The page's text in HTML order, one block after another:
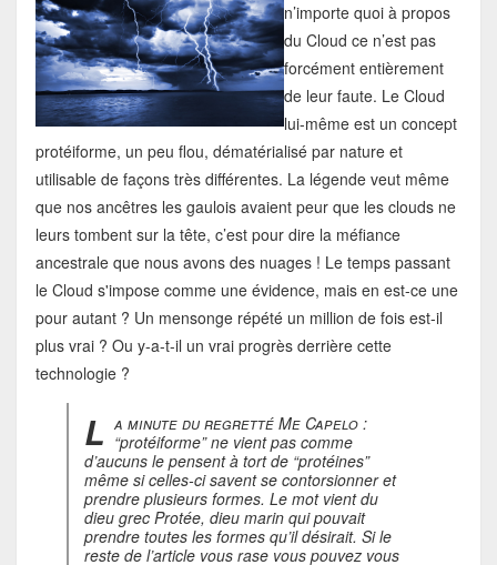
n’importe quoi à propos
du Cloud ce n’est pas
forcément entièrement
de leur faute. Le Cloud
lui-même est un concept
protéiforme, un peu flou, dématérialisé par nature et
utilisable de façons très différentes. La légende veut même
que nos ancêtres les gaulois avaient peur que les clouds ne
leurs tombent sur la tête, c’est pour dire la méfiance
ancestrale que nous avons des nuages ! Le temps passant
le Cloud s'impose comme une évidence, mais en est-ce une
pour autant ? Un mensonge répété un million de fois est-il
plus vrai ? Ou y-a-t-il un vrai progrès derrière cette
technologie ?
L a minute du regretté Me Capelo :
“protéiforme” ne vient pas comme
d’aucuns le pensent à tort de “protéines”
même si celles-ci savent se contorsionner et
prendre plusieurs formes. Le mot vient du
dieu grec Protée, dieu marin qui pouvait
prendre toutes les formes qu’il désirait. Si le
reste de l’article vous rase vous pouvez vous